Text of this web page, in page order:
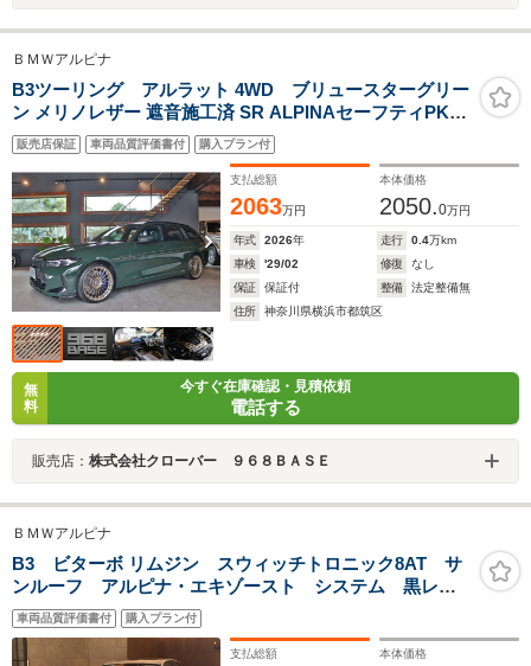
ＢＭＷアルピナ
B3ツーリング アルラット 4WD ブリュースターグリー
ン メリノレザー 遮音施工済 SR ALPINAセーフティPKG
ドライビングアシストプロフェッショナル ブラックPKG
harman/kardon アダプティブLEDライト ドラレコ
販売店保証 車両品質評価書付 購入プラン付
支払総額
2063万円
本体価格
2050.0万円
年式 2026年 走行 0.4万km
車検
'29/02 修復
なし
保証
保証付 整備
法定整備無
住所
神奈川県横浜市都筑区
無
料
今すぐ在庫確認・見積依頼
電話する
販売店： 株式会社クローバー ９６８ＢＡＳＥ
ＢＭＷアルピナ
B3 ビターボ リムジン スウィッチトロニック8AT サ
ンルーフ アルピナ・エキゾースト システム 黒レザ
ー シートヒーター スポーツ・サスペンション レザ
ーダッシュボード Harman/Kardon アルピナ20インチ
AW
車両品質評価書付 購入プラン付
支払総額 本体価格